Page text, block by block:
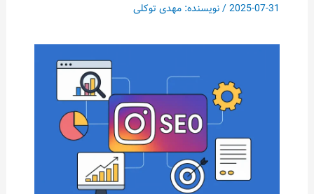
2025-07-31/ نویسنده: مهدی توکلی